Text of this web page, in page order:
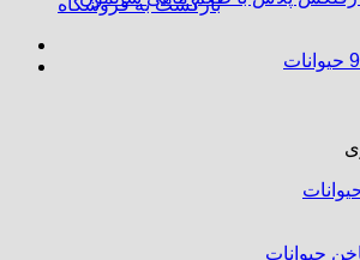
بازگشت به فروشگاه